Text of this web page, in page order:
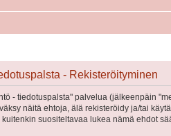
- Rekisteröityminen
- tiedotuspalsta" palvelua (jälkeenpäin
näitä ehtoja, älä rekisteröidy ja/tai
suositeltavaa lukea nämä ehdot